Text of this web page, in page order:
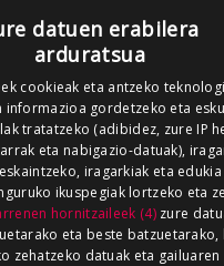
datuen erabilera
arduratsua
cookieak eta antzeko
informazioa gordetzeko eta
tratatzeko (adibidez, zure IP
eta nabigazio-datuak),
iragarkiak eta
ikuspegiak lortzeko eta
hornitzaileek (4)zure
eta beste batzuetarako,
zehatzeko datuak eta